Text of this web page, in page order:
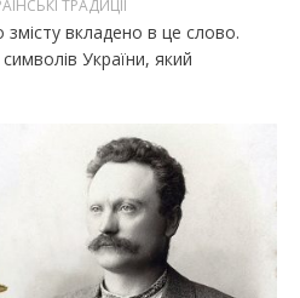
ТРАДИЦІЇ
вкладено в це слово.
України, який